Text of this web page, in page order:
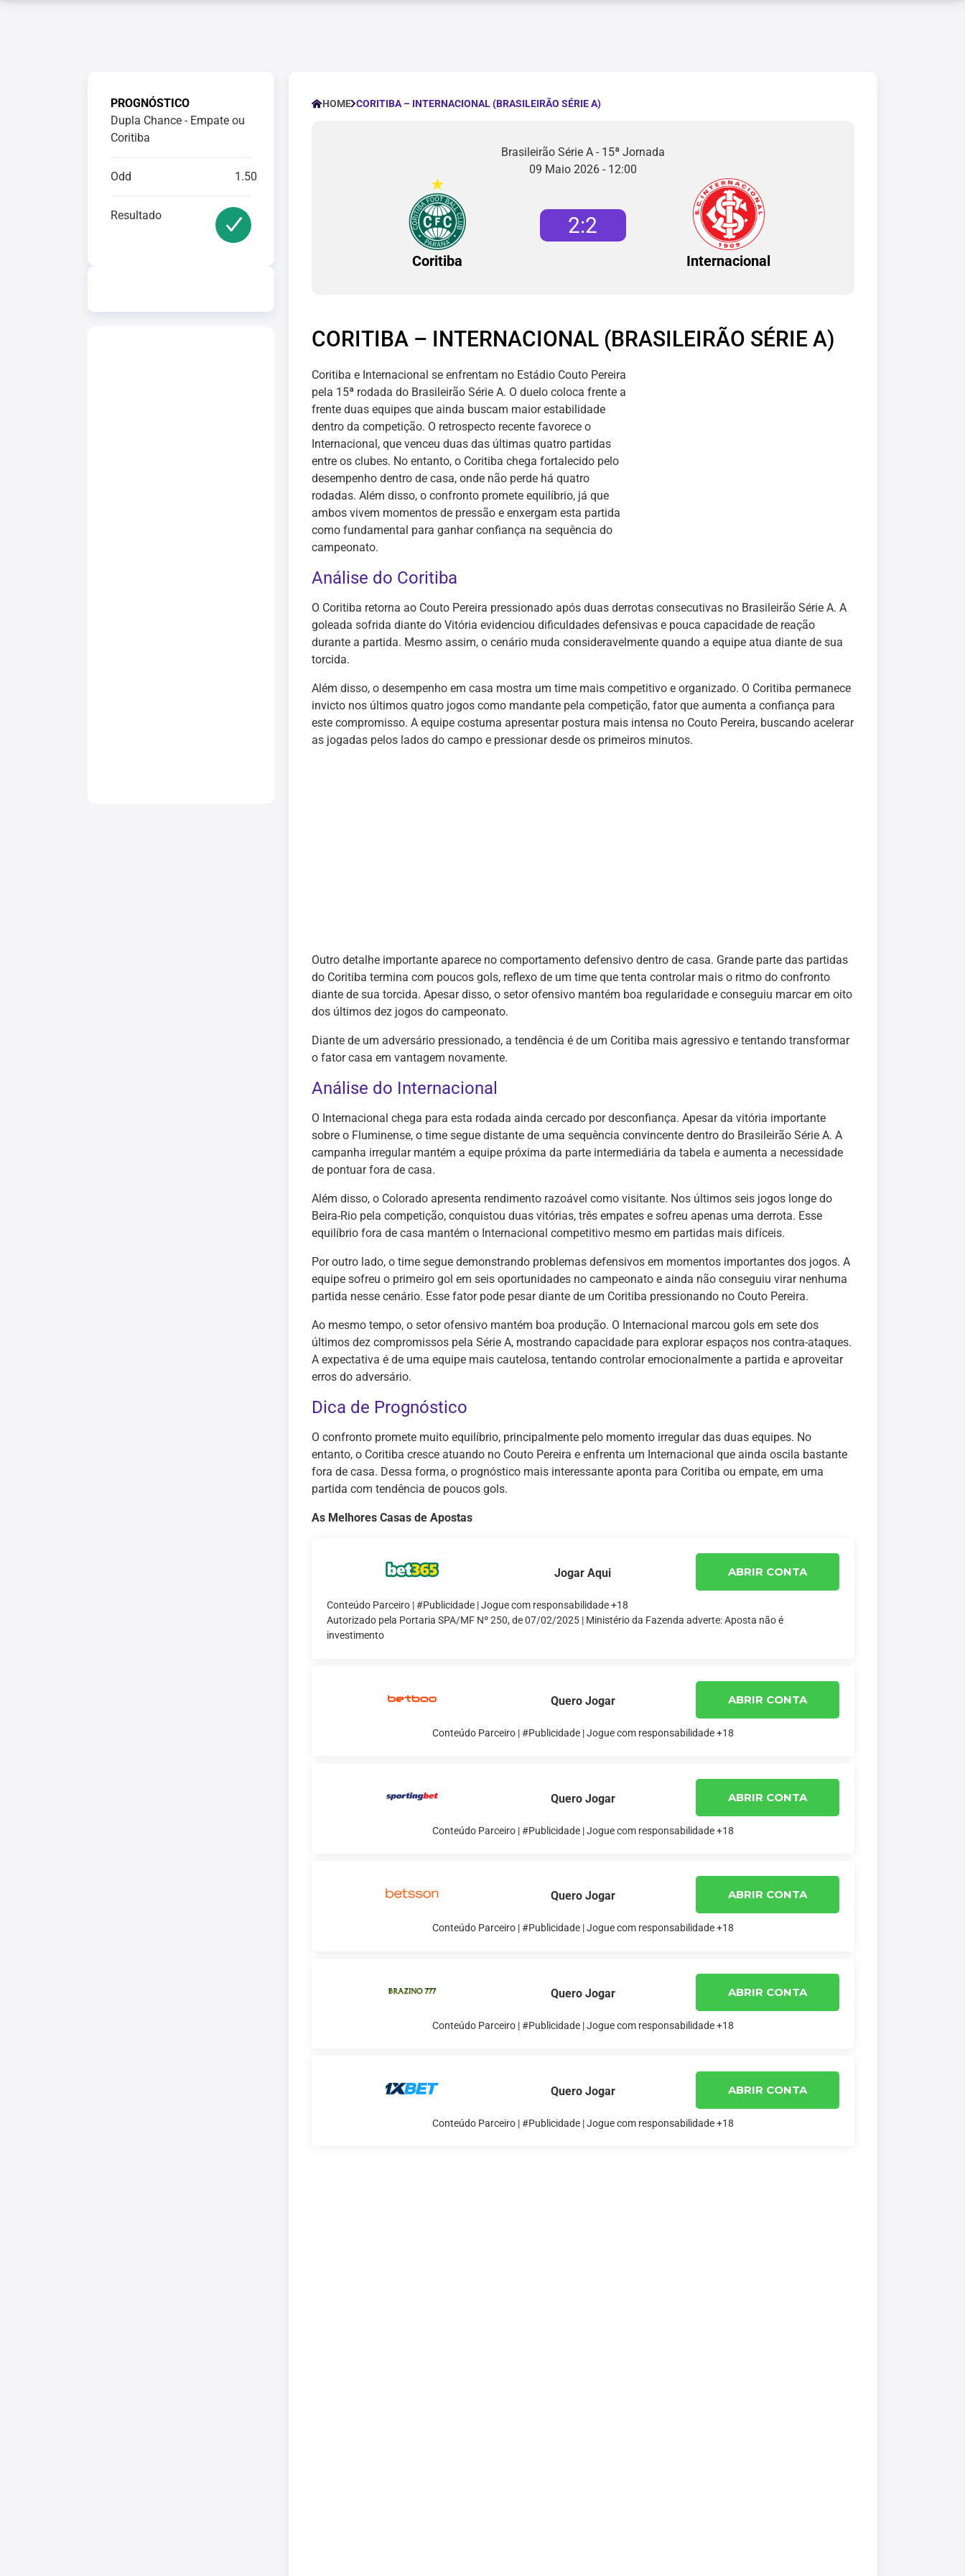
PROGNÓSTICO
Dupla Chance - Empate ou
Coritiba
Odd 1.50
Resultado
HOME CORITIBA – INTERNACIONAL (BRASILEIRÃO SÉRIE A)
Brasileirão Série A - 15ª Jornada
09 Maio 2026 - 12:00
Coritiba
2:2
Internacional
CORITIBA – INTERNACIONAL (BRASILEIRÃO SÉRIE A)
Coritiba e Internacional se enfrentam no Estádio Couto Pereira
pela 15ª rodada do Brasileirão Série A. O duelo coloca frente a
frente duas equipes que ainda buscam maior estabilidade
dentro da competição. O retrospecto recente favorece o
Internacional, que venceu duas das últimas quatro partidas
entre os clubes. No entanto, o Coritiba chega fortalecido pelo
desempenho dentro de casa, onde não perde há quatro
rodadas. Além disso, o confronto promete equilíbrio, já que
ambos vivem momentos de pressão e enxergam esta partida
como fundamental para ganhar confiança na sequência do
campeonato.
Análise do Coritiba
O Coritiba retorna ao Couto Pereira pressionado após duas derrotas consecutivas no Brasileirão Série A. A
goleada sofrida diante do Vitória evidenciou dificuldades defensivas e pouca capacidade de reação
durante a partida. Mesmo assim, o cenário muda consideravelmente quando a equipe atua diante de sua
torcida.
Além disso, o desempenho em casa mostra um time mais competitivo e organizado. O Coritiba permanece
invicto nos últimos quatro jogos como mandante pela competição, fator que aumenta a confiança para
este compromisso. A equipe costuma apresentar postura mais intensa no Couto Pereira, buscando acelerar
as jogadas pelos lados do campo e pressionar desde os primeiros minutos.
Outro detalhe importante aparece no comportamento defensivo dentro de casa. Grande parte das partidas
do Coritiba termina com poucos gols, reflexo de um time que tenta controlar mais o ritmo do confronto
diante de sua torcida. Apesar disso, o setor ofensivo mantém boa regularidade e conseguiu marcar em oito
dos últimos dez jogos do campeonato.
Diante de um adversário pressionado, a tendência é de um Coritiba mais agressivo e tentando transformar
o fator casa em vantagem novamente.
Análise do Internacional
O Internacional chega para esta rodada ainda cercado por desconfiança. Apesar da vitória importante
sobre o Fluminense, o time segue distante de uma sequência convincente dentro do Brasileirão Série A. A
campanha irregular mantém a equipe próxima da parte intermediária da tabela e aumenta a necessidade
de pontuar fora de casa.
Além disso, o Colorado apresenta rendimento razoável como visitante. Nos últimos seis jogos longe do
Beira-Rio pela competição, conquistou duas vitórias, três empates e sofreu apenas uma derrota. Esse
equilíbrio fora de casa mantém o Internacional competitivo mesmo em partidas mais difíceis.
Por outro lado, o time segue demonstrando problemas defensivos em momentos importantes dos jogos. A
equipe sofreu o primeiro gol em seis oportunidades no campeonato e ainda não conseguiu virar nenhuma
partida nesse cenário. Esse fator pode pesar diante de um Coritiba pressionando no Couto Pereira.
Ao mesmo tempo, o setor ofensivo mantém boa produção. O Internacional marcou gols em sete dos
últimos dez compromissos pela Série A, mostrando capacidade para explorar espaços nos contra-ataques.
A expectativa é de uma equipe mais cautelosa, tentando controlar emocionalmente a partida e aproveitar
erros do adversário.
Dica de Prognóstico
O confronto promete muito equilíbrio, principalmente pelo momento irregular das duas equipes. No
entanto, o Coritiba cresce atuando no Couto Pereira e enfrenta um Internacional que ainda oscila bastante
fora de casa. Dessa forma, o prognóstico mais interessante aponta para Coritiba ou empate, em uma
partida com tendência de poucos gols.
As Melhores Casas de Apostas
Jogar Aqui ABRIR CONTA
Conteúdo Parceiro | #Publicidade | Jogue com responsabilidade +18
Autorizado pela Portaria SPA/MF Nº 250, de 07/02/2025 | Ministério da Fazenda adverte: Aposta não é
investimento
Quero Jogar ABRIR CONTA
Conteúdo Parceiro | #Publicidade | Jogue com responsabilidade +18
Quero Jogar ABRIR CONTA
Conteúdo Parceiro | #Publicidade | Jogue com responsabilidade +18
Quero Jogar ABRIR CONTA
Conteúdo Parceiro | #Publicidade | Jogue com responsabilidade +18
Quero Jogar ABRIR CONTA
Conteúdo Parceiro | #Publicidade | Jogue com responsabilidade +18
Quero Jogar ABRIR CONTA
Conteúdo Parceiro | #Publicidade | Jogue com responsabilidade +18